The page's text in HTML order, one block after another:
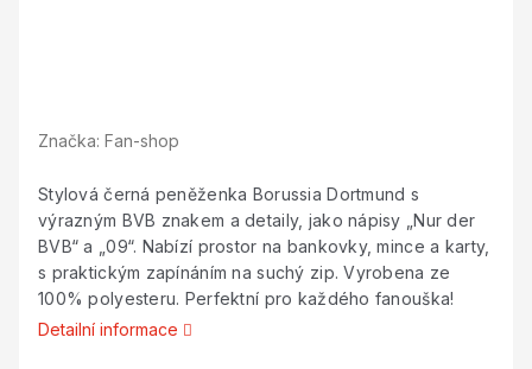
Značka: Fan-shop
Stylová černá peněženka Borussia Dortmund s
výrazným BVB znakem a detaily, jako nápisy „Nur der
BVB“ a „09“. Nabízí prostor na bankovky, mince a karty,
s praktickým zapínáním na suchý zip. Vyrobena ze
100% polyesteru. Perfektní pro každého fanouška!
Detailní informace